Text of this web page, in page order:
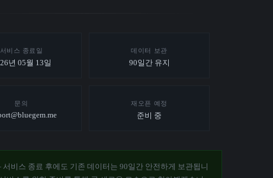
서비스 종료일
년 05월 13일
데이터 보관
90일간 유지
문의 재오픈 예정
준비 중
비스 종료 후에도 기존 데이터는 90일간 안전하게 보관됩니